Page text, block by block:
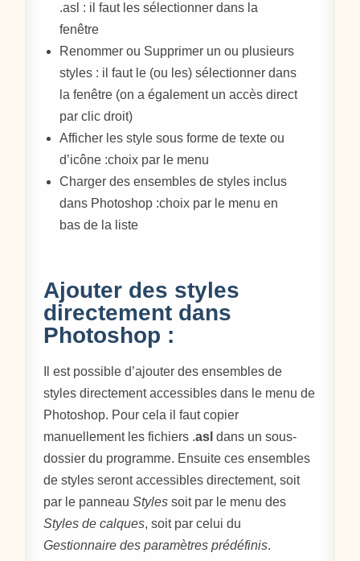
.asl : il faut les sélectionner dans la
fenêtre
Renommer ou Supprimer un ou plusieurs
styles : il faut le (ou les) sélectionner dans
la fenêtre (on a également un accès direct
par clic droit)
Afficher les style sous forme de texte ou
d’icône :choix par le menu
Charger des ensembles de styles inclus
dans Photoshop :choix par le menu en
bas de la liste
Ajouter des styles
directement dans
Photoshop :
Il est possible d’ajouter des ensembles de
styles directement accessibles dans le menu de
Photoshop. Pour cela il faut copier
manuellement les fichiers .asl dans un sous-
dossier du programme. Ensuite ces ensembles
de styles seront accessibles directement, soit
par le panneauStyles soit par le menu des
Styles de calques, soit par celui du
Gestionnaire des paramètres prédéfinis.